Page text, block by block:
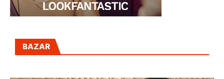
BAZAR